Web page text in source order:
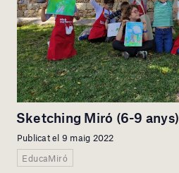
Sketching Miró (6-9 anys)
Publicat el 9 maig 2022
EducaMiró